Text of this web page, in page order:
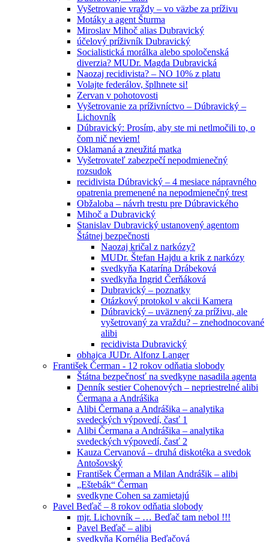
Vyšetrovanie vraždy – vo väzbe za príživu
Motáky a agent Šturma
Miroslav Mihoč alias Dubravický
účelový príživník Dubravický
Socialistická morálka alebo spoločenská
diverzia? MUDr. Magda Dubravická
Naozaj recidivista? – NO 10% z platu
Volajte federálov, šplhnete si!
Zervan v pohotovosti
Vyšetrovanie za príživníctvo – Dúbravický –
Lichovník
Dúbravický: Prosím, aby ste mi netlmočili to, o
čom nič neviem!
Oklamaná a zneužitá matka
Vyšetrovateľ zabezpečí nepodmienečný
rozsudok
recidivista Dúbravický – 4 mesiace nápravného
opatrenia premenené na nepodmienečný trest
Obžaloba – návrh trestu pre Dúbravického
Mihoč a Dubravický
Stanislav Dubravický ustanovený agentom
Štátnej bezpečnosti
Naozaj kričal z narkózy?
MUDr. Štefan Hajdu a krik z narkózy
svedkyňa Katarína Drábeková
svedkyňa Ingrid Čerňáková
Dubravický – poznatky
Otázkový protokol v akcii Kamera
Dúbravický – uväznený za príživu, ale
vyšetrovaný za vraždu? – znehodnocované
alibi
recidivista Dubravický
obhajca JUDr. Alfonz Langer
František Čerman - 12 rokov odňatia slobody
Štátna bezpečnosť na svedkyne nasadila agenta
Denník sestier Cohenových – nepriestrelné alibi
Čermana a Andrášika
Alibi Čermana a Andrášika – analytika
svedeckých výpovedí, časť 1
Alibi Čermana a Andrášika – analytika
svedeckých výpovedí, časť 2
Kauza Cervanová – druhá diskotéka a svedok
Antošovský
František Čerman a Milan Andrášik – alibi
„Eštebák“ Čerman
svedkyne Cohen sa zamietajú
Pavel Beďač – 8 rokov odňatia slobody
mjr. Lichovník – … Beďač tam nebol !!!
Pavel Beďač – alibi
svedkyňa Kornélia Beďačová